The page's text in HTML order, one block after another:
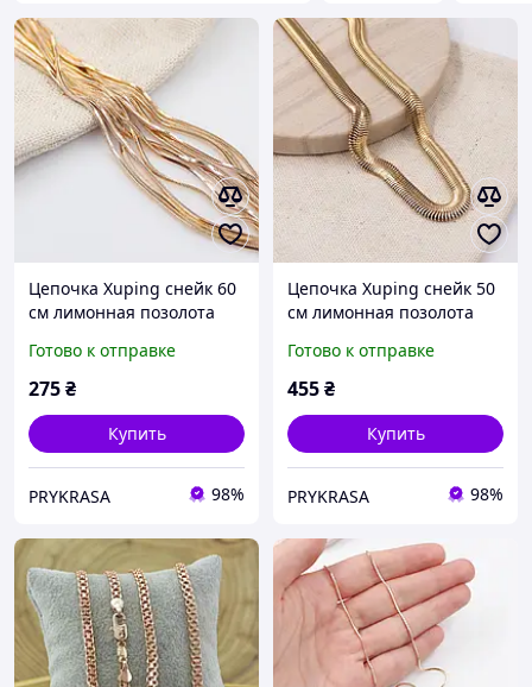
Цепочка Xuping снейк 60
см лимонная позолота
Готово к отправке
275₴
Купить
PRYKRASA 98%
Цепочка Xuping снейк 50
см лимонная позолота
Готово к отправке
455₴
Купить
PRYKRASA 98%